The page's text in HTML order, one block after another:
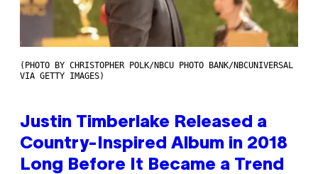
(PHOTO BY CHRISTOPHER POLK/NBCU PHOTO BANK/NBCUNIVERSAL
VIA GETTY IMAGES)
Justin Timberlake Released a
Country-Inspired Album in 2018
Long Before It Became a Trend